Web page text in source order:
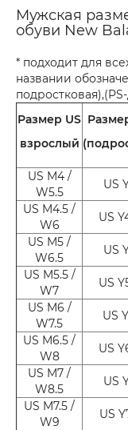
Мужская
обуви New
* подходит для
названии
Размер US
взрослый
US M4 /
W5.5
US
US M4.5 /
W6
US
US M5 /
W6.5
US
US M5.5 /
W7
US
US M6 /
W7.5
US
US M6.5 /
W8
US
US M7 /
W8.5
US
US M7.5 /
W9
US